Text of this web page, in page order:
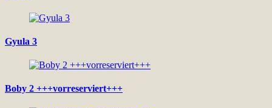
Gyula 3
Boby 2 +++vorreserviert+++